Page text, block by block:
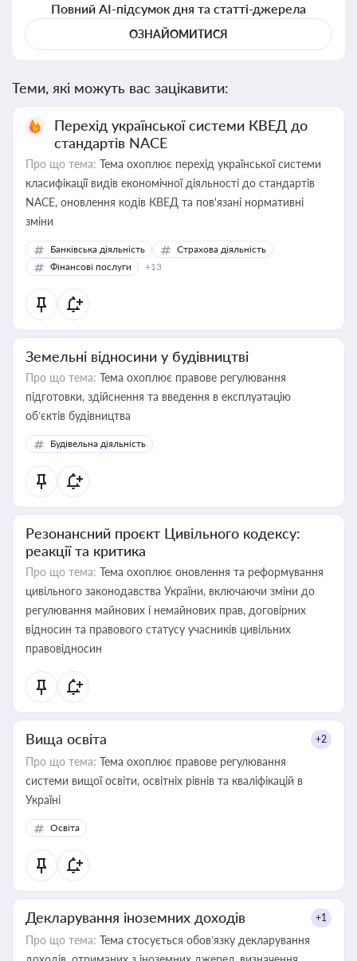
Повний AI-підсумок дня та статті-джерела
ОЗНАЙОМИТИСЯ
Теми, які можуть вас зацікавити:
Перехід української системи КВЕД до
стандартів NACE
Про що тема: Тема охоплює перехід української системи
класифікації видів економічної діяльності до стандартів
NACE, оновлення кодів КВЕД та пов'язані нормативні
зміни
Банківська діяльність
Страхова діяльність
Фінансові послуги
+13
Земельні відносини у будівництві
Про що тема: Тема охоплює правове регулювання
підготовки, здійснення та введення в експлуатацію
об’єктів будівництва
Будівельна діяльність
Резонансний проєкт Цивільного кодексу:
реакції та критика
Про що тема: Тема охоплює оновлення та реформування
цивільного законодавства України, включаючи зміни до
регулювання майнових і немайнових прав, договірних
відносин та правового статусу учасників цивільних
правовідносин
Вища освіта +2
Про що тема: Тема охоплює правове регулювання
системи вищої освіти, освітніх рівнів та кваліфікацій в
Україні
Освіта
Декларування іноземних доходів +1
Про що тема: Тема стосується обов’язку декларування